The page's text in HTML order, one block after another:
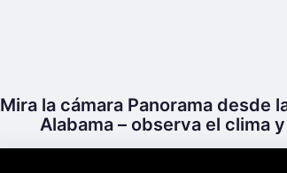
Mira la cámara Panorama desde
Alabama – observa el clima